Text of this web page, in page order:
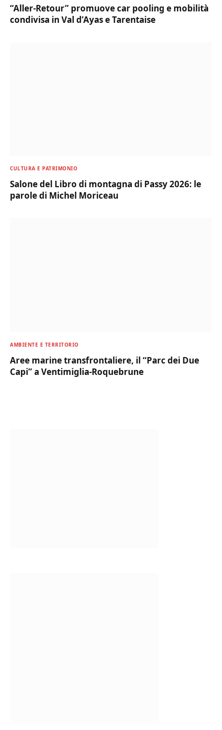
“Aller-Retour” promuove car pooling e mobilità
condivisa in Val d’Ayas e Tarentaise
CULTURA E PATRIMONIO
Salone del Libro di montagna di Passy 2026: le
parole di Michel Moriceau
AMBIENTE E TERRITORIO
Aree marine transfrontaliere, il “Parc dei Due
Capi” a Ventimiglia-Roquebrune